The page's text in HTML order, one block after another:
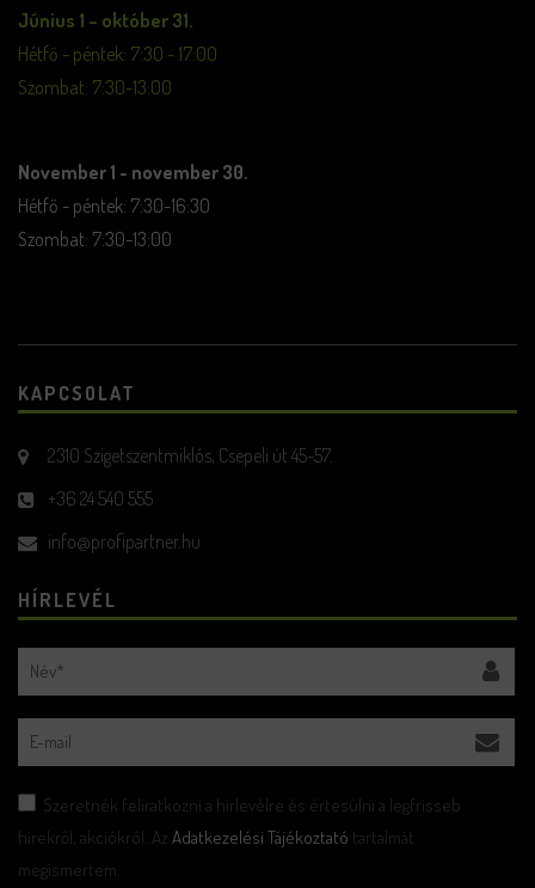
Június 1 – október 31.
Hétfő - péntek: 7:30 - 17:00
Szombat: 7:30-13:00
November 1 - november 30.
Hétfő - péntek: 7:30-16:30
Szombat: 7:30-13:00
KAPCSOLAT
2310 Szigetszentmiklós, Csepeli út 45-57.
+36 24 540 555
info@profipartner.hu
HÍRLEVÉL
Szeretnék feliratkozni a hírlevélre és értesülni a legfrisseb
hírekről, akciókról. Az Adatkezelési Tájékoztató tartalmát
megismertem.